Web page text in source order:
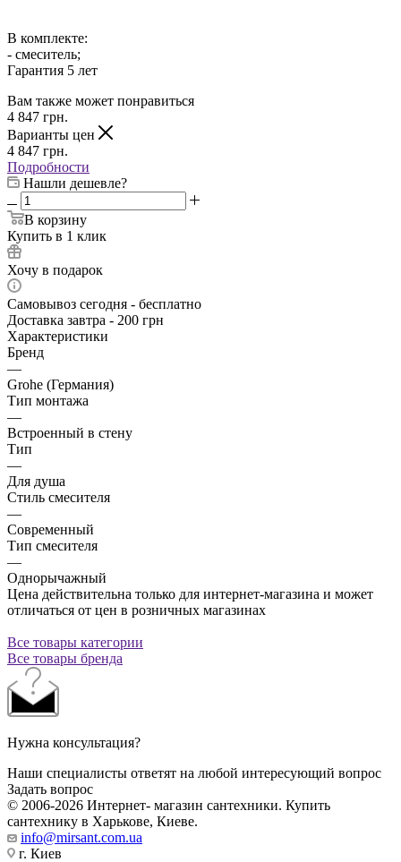
В комплекте:
- смеситель;
Гарантия 5 лет
Вам также может понравиться
4 847 грн.
Варианты цен
4 847 грн.
Подробности
Нашли дешевле?
В корзину
Купить в 1 клик
Хочу в подарок
Самовывоз сегодня - бесплатно
Доставка завтра - 200 грн
Характеристики
Бренд
—
Grohe (Германия)
Тип монтажа
—
Встроенный в стену
Тип
—
Для душа
Стиль смесителя
—
Современный
Тип смесителя
—
Однорычажный
Цена действительна только для интернет-магазина и может
отличаться от цен в розничных магазинах
Все товары категории
Все товары бренда
Нужна консультация?
Наши специалисты ответят на любой интересующий вопрос
Задать вопрос
© 2006-2026 Интернет- магазин сантехники. Купить
сантехнику в Харькове, Киеве.
info@mirsant.com.ua
г. Киев